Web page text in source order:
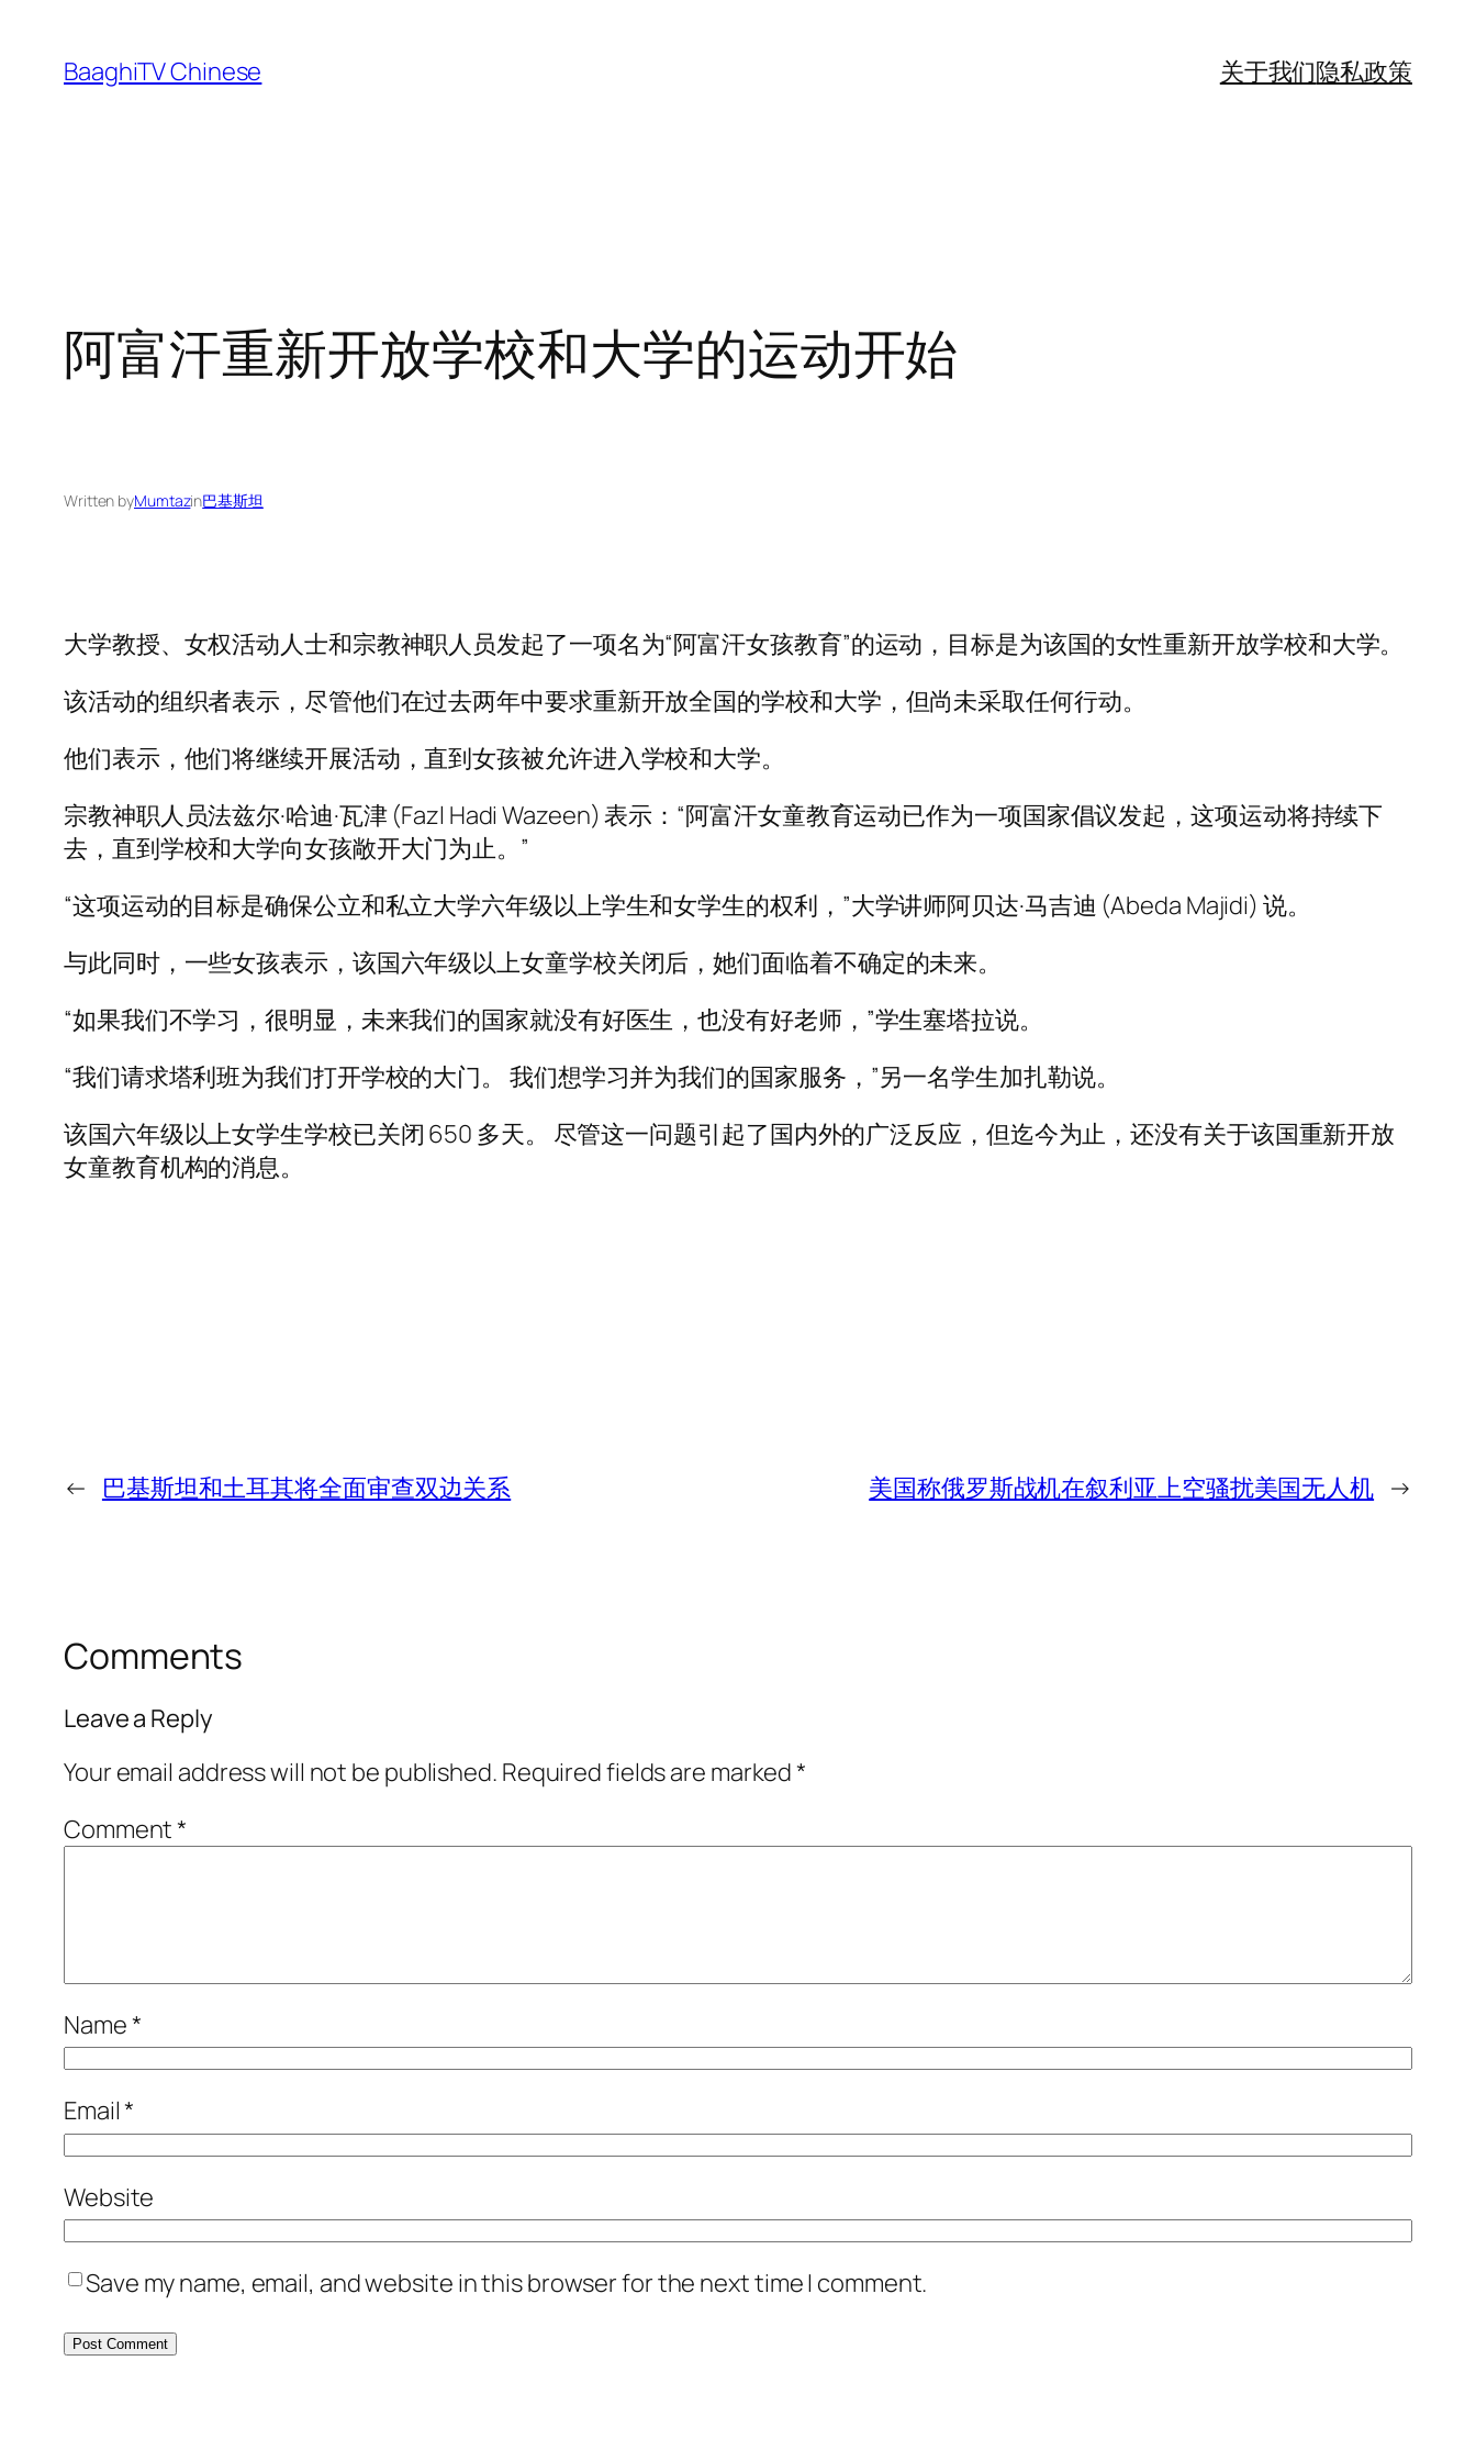
content
BaaghiTV Chinese 关于我们隐私政策
阿富汗重新开放学校和大学的运动开始
Written byMumtazin巴基斯坦
大学教授、女权活动人士和宗教神职人员发起了一项名为“阿富汗女孩教育”的运动，目标是为该国的女性重新开放学校和大学。
该活动的组织者表示，尽管他们在过去两年中要求重新开放全国的学校和大学，但尚未采取任何行动。
他们表示，他们将继续开展活动，直到女孩被允许进入学校和大学。
宗教神职人员法兹尔·哈迪·瓦津 (Fazl Hadi Wazeen) 表示：“阿富汗女童教育运动已作为一项国家倡议发起，这项运动将持续下
去，直到学校和大学向女孩敞开大门为止。”
“这项运动的目标是确保公立和私立大学六年级以上学生和女学生的权利，”大学讲师阿贝达·马吉迪 (Abeda Majidi) 说。
与此同时，一些女孩表示，该国六年级以上女童学校关闭后，她们面临着不确定的未来。
“如果我们不学习，很明显，未来我们的国家就没有好医生，也没有好老师，”学生塞塔拉说。
“我们请求塔利班为我们打开学校的大门。 我们想学习并为我们的国家服务，”另一名学生加扎勒说。
该国六年级以上女学生学校已关闭 650 多天。 尽管这一问题引起了国内外的广泛反应，但迄今为止，还没有关于该国重新开放
女童教育机构的消息。
← 巴基斯坦和土耳其将全面审查双边关系 美国称俄罗斯战机在叙利亚上空骚扰美国无人机 →
Comments
Leave a Reply
Your email address will not be published. Required fields are marked*
Comment*
Name*
Email*
Website
Save my name, email, and website in this browser for the next time I comment.